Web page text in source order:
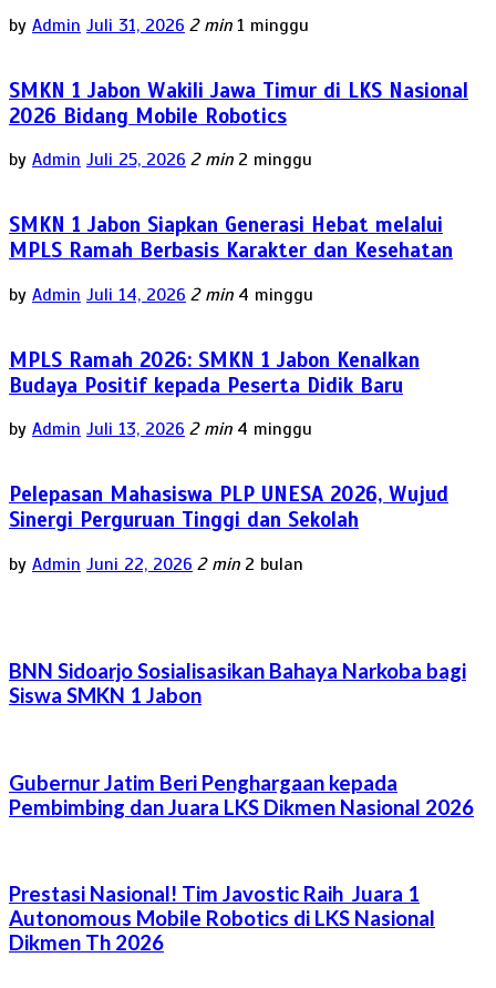
by Admin Juli 31, 2026 2 min 1 minggu
SMKN 1 Jabon Wakili Jawa Timur di LKS Nasional
2026 Bidang Mobile Robotics
by Admin Juli 25, 2026 2 min 2 minggu
SMKN 1 Jabon Siapkan Generasi Hebat melalui
MPLS Ramah Berbasis Karakter dan Kesehatan
by Admin Juli 14, 2026 2 min 4 minggu
MPLS Ramah 2026: SMKN 1 Jabon Kenalkan
Budaya Positif kepada Peserta Didik Baru
by Admin Juli 13, 2026 2 min 4 minggu
Pelepasan Mahasiswa PLP UNESA 2026, Wujud
Sinergi Perguruan Tinggi dan Sekolah
by Admin Juni 22, 2026 2 min 2 bulan
BNN Sidoarjo Sosialisasikan Bahaya Narkoba bagi
Siswa SMKN 1 Jabon
Gubernur Jatim Beri Penghargaan kepada
Pembimbing dan Juara LKS Dikmen Nasional 2026
Prestasi Nasional! Tim Javostic Raih Juara 1
Autonomous Mobile Robotics di LKS Nasional
Dikmen Th 2026